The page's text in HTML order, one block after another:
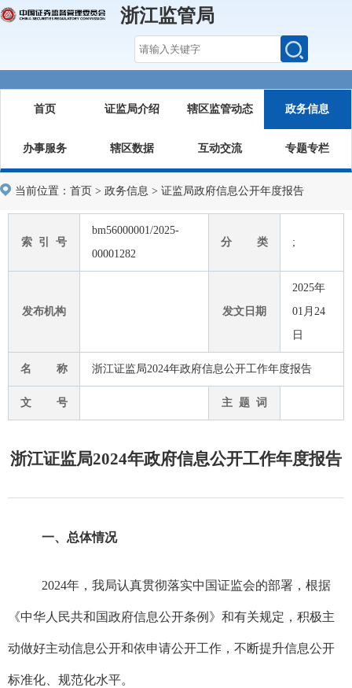
浙江监管局
首页 证监局介绍 辖区监管动态 政务信息
办事服务 辖区数据 互动交流 专题专栏
当前位置： 首页 > 政务信息 > 证监局政府信息公开年度报告
索 引 号
bm56000001/2025-
00001282
分 类 ;
发布机构 发文日期
2025年
01月24
日
名 称 浙江证监局2024年政府信息公开工作年度报告
文 号 主 题 词
浙江证监局2024年政府信息公开工作年度报告
一、总体情况
2024年，我局认真贯彻落实中国证监会的部署，根据
《中华人民共和国政府信息公开条例》和有关规定，积极主
动做好主动信息公开和依申请公开工作，不断提升信息公开
标准化、规范化水平。